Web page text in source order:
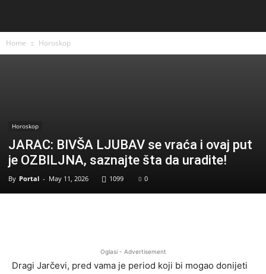
Home Horoskop
Horoskop
JARAC: BIVŠA LJUBAV se vraća i ovaj put
je OZBILJNA, saznajte šta da uradite!
By Portal - May 11, 2026 1099 0
Oglasi - Advertisement
Dragi Jarčevi, pred vama je period koji bi mogao donijeti